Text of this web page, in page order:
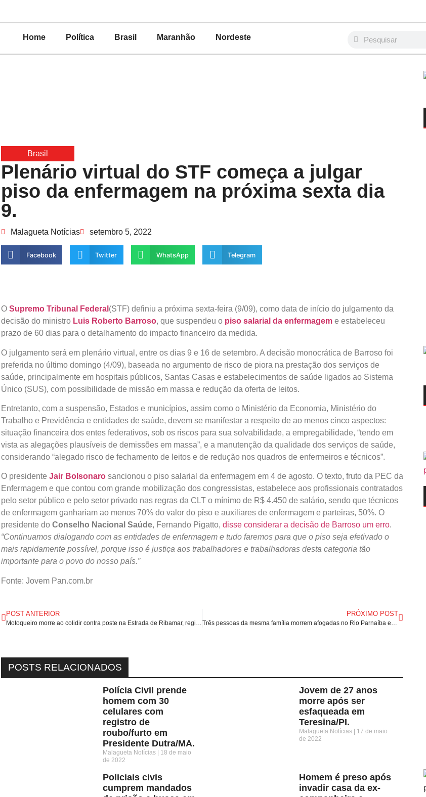
Home Política Brasil Maranhão Nordeste
Brasil
Plenário virtual do STF começa a julgar
piso da enfermagem na próxima sexta dia
9.
Malagueta Notícias setembro 5, 2022
Facebook Twitter WhatsApp Telegram
O Supremo Tribunal Federal (STF) definiu a próxima sexta-feira (9/09), como data de início do julgamento da
decisão do ministro Luis Roberto Barroso, que suspendeu o piso salarial da enfermagem e estabeleceu
prazo de 60 dias para o detalhamento do impacto financeiro da medida.
O julgamento será em plenário virtual, entre os dias 9 e 16 de setembro. A decisão monocrática de Barroso foi
preferida no último domingo (4/09), baseada no argumento de risco de piora na prestação dos serviços de
saúde, principalmente em hospitais públicos, Santas Casas e estabelecimentos de saúde ligados ao Sistema
Único (SUS), com possibilidade de missão em massa e redução da oferta de leitos.
Entretanto, com a suspensão, Estados e municípios, assim como o Ministério da Economia, Ministério do
Trabalho e Previdência e entidades de saúde, devem se manifestar a respeito de ao menos cinco aspectos:
situação financeira dos entes federativos, sob os riscos para sua solvabilidade, a empregabilidade, “tendo em
vista as alegações plausíveis de demissões em massa”, e a manutenção da qualidade dos serviços de saúde,
considerando “alegado risco de fechamento de leitos e de redução nos quadros de enfermeiros e técnicos”.
O presidente Jair Bolsonaro sancionou o piso salarial da enfermagem em 4 de agosto. O texto, fruto da PEC da
Enfermagem e que contou com grande mobilização dos congressistas, estabelece aos profissionais contratados
pelo setor público e pelo setor privado nas regras da CLT o mínimo de R$ 4.450 de salário, sendo que técnicos
de enfermagem ganhariam ao menos 70% do valor do piso e auxiliares de enfermagem e parteiras, 50%. O
presidente do Conselho Nacional Saúde, Fernando Pigatto, disse considerar a decisão de Barroso um erro.
“Continuamos dialogando com as entidades de enfermagem e tudo faremos para que o piso seja efetivado o
mais rapidamente possível, porque isso é justiça aos trabalhadores e trabalhadoras desta categoria tão
importante para o povo do nosso país.”
Fonte: Jovem Pan.com.br
POST ANTERIOR
Motoqueiro morre ao colidir contra poste na Estrada de Ribamar, região metropolitana de São Luís/MA.
PRÓXIMO POST
Três pessoas da mesma família morrem afogadas no Rio Parnaíba em Timon/MA.
POSTS RELACIONADOS
Polícia Civil prende
homem com 30
celulares com
registro de
roubo/furto em
Presidente Dutra/MA.
Malagueta Notícias
18 de maio
de 2022
Jovem de 27 anos
morre após ser
esfaqueada em
Teresina/PI.
Malagueta Notícias
17 de maio
de 2022
Policiais civis
cumprem mandados
Homem é preso após
invadir casa da ex-